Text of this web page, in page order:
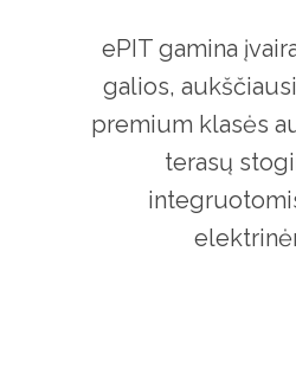
ePIT gamina
galios,
premium klasės
terasų